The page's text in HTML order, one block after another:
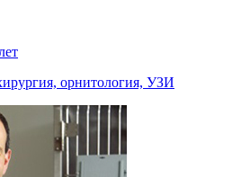
орнитология, УЗИ